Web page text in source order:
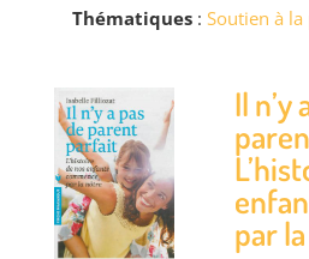
Thématiques: Soutien à
Il n’y
par